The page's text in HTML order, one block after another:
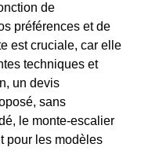
de
préférences et de
est cruciale, car elle
techniques et
un devis
sans
le monte-escalier
pour les modèles